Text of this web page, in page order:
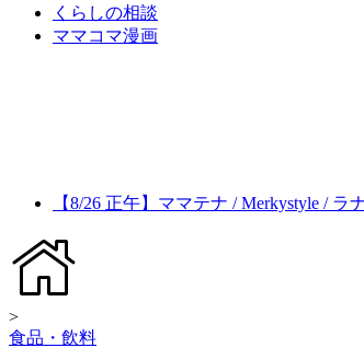
くらしの相談
ママコマ漫画
【8/26 正午】ママテナ / Merkystyle /
>
食品・飲料